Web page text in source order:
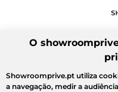
O
Showroomprive.pt utiliza
a navegação, medir a